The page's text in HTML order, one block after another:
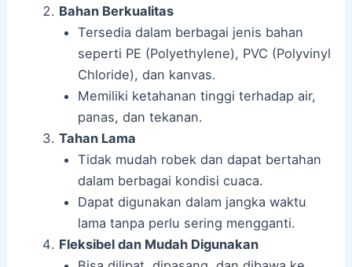
Bahan Berkualitas
Tersedia dalam berbagai jenis bahan
seperti PE (Polyethylene), PVC (Polyvinyl
Chloride), dan kanvas.
Memiliki ketahanan tinggi terhadap air,
panas, dan tekanan.
Tahan Lama
Tidak mudah robek dan dapat bertahan
dalam berbagai kondisi cuaca.
Dapat digunakan dalam jangka waktu
lama tanpa perlu sering mengganti.
Fleksibel dan Mudah Digunakan